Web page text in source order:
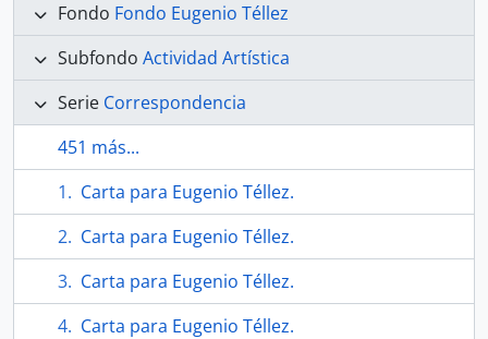
Fondo Fondo Eugenio Téllez
Subfondo Actividad Artística
Serie Correspondencia
451 más...
Carta para Eugenio Téllez.
Carta para Eugenio Téllez.
Carta para Eugenio Téllez.
Carta para Eugenio Téllez.